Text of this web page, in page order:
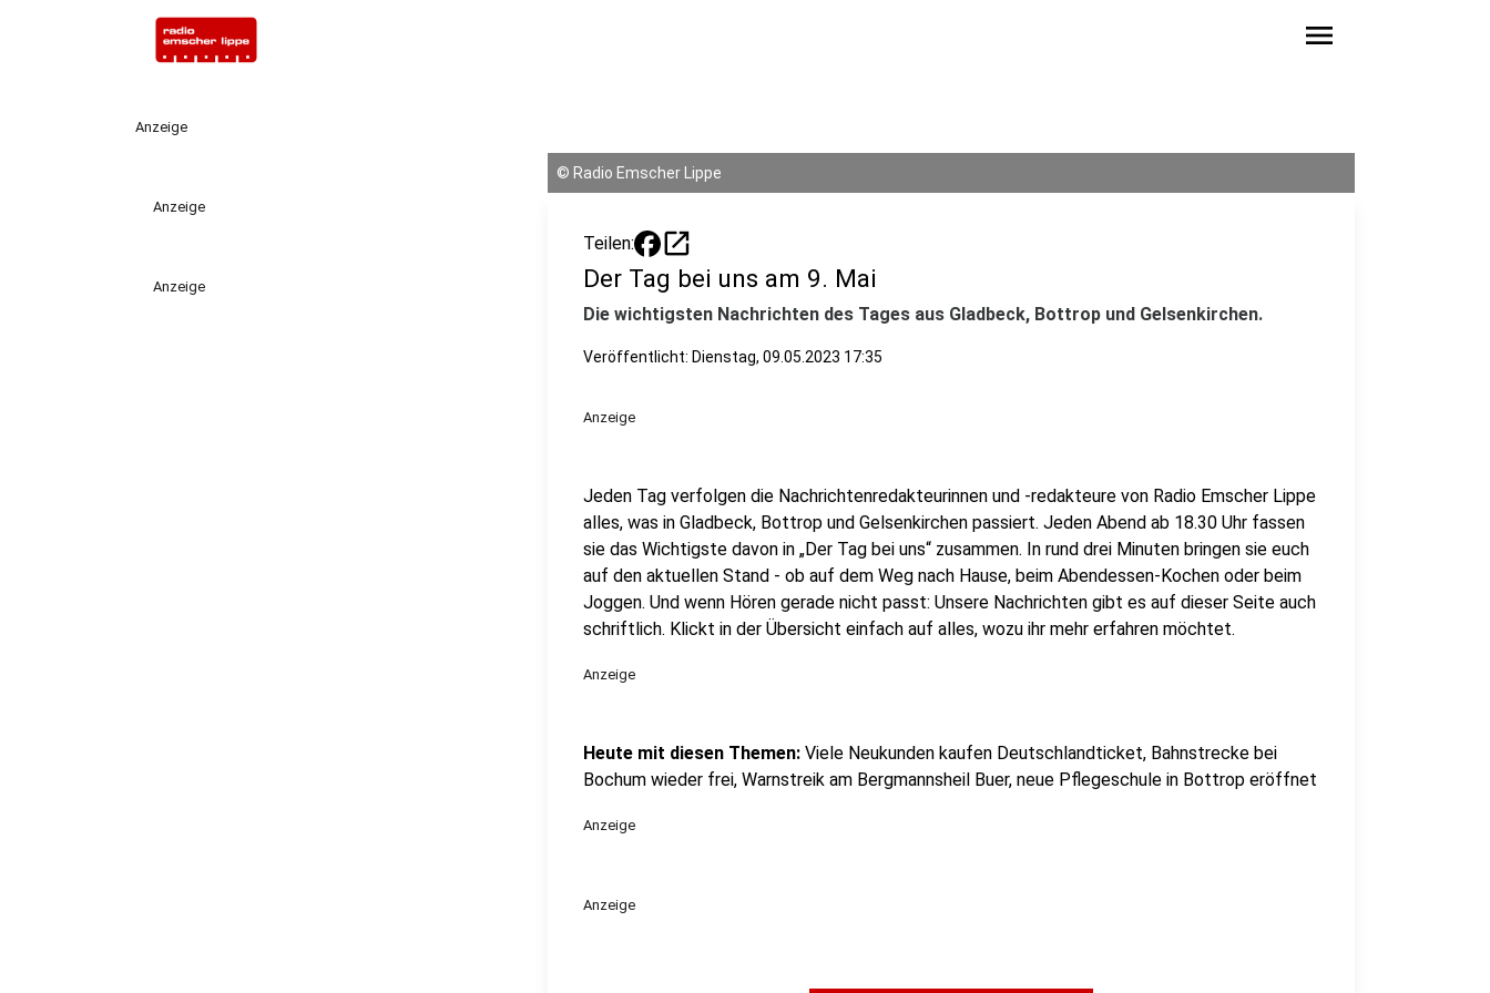
menu
Anzeige
Anzeige
Anzeige
© Radio Emscher Lippe
Teilen: open_in_new
Der Tag bei uns am 9. Mai
Die wichtigsten Nachrichten des Tages aus Gladbeck, Bottrop und Gelsenkirchen.
Veröffentlicht: Dienstag, 09.05.2023 17:35
Anzeige
Jeden Tag verfolgen die Nachrichtenredakteurinnen und -redakteure von Radio Emscher Lippe
alles, was in Gladbeck, Bottrop und Gelsenkirchen passiert. Jeden Abend ab 18.30 Uhr fassen
sie das Wichtigste davon in „Der Tag bei uns“ zusammen. In rund drei Minuten bringen sie euch
auf den aktuellen Stand - ob auf dem Weg nach Hause, beim Abendessen-Kochen oder beim
Joggen. Und wenn Hören gerade nicht passt: Unsere Nachrichten gibt es auf dieser Seite auch
schriftlich. Klickt in der Übersicht einfach auf alles, wozu ihr mehr erfahren möchtet.
Anzeige
Heute mit diesen Themen: Viele Neukunden kaufen Deutschlandticket, Bahnstrecke bei
Bochum wieder frei, Warnstreik am Bergmannsheil Buer, neue Pflegeschule in Bottrop eröffnet
Anzeige
Anzeige